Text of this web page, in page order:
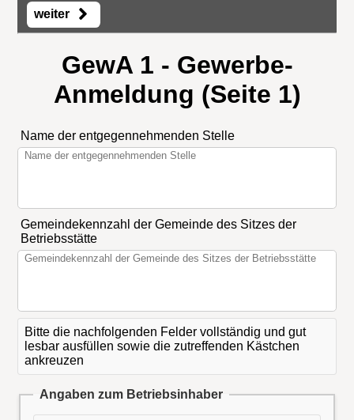
weiter
GewA 1 - Gewerbe-
Anmeldung (Seite 1)
Name der entgegennehmenden Stelle
Gemeindekennzahl der Gemeinde des Sitzes der
Betriebsstätte
Bitte die nachfolgenden Felder vollständig und gut
lesbar ausfüllen sowie die zutreffenden Kästchen
ankreuzen
Angaben zum Betriebsinhaber